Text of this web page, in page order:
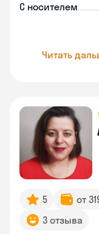
С носителем
Читать
5 от
3 отзыва